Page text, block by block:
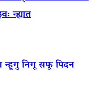
न्ह्यात
न्हूगु निगू सफू पिदन